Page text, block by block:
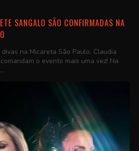
SANGALO SÃO CONFIRMADAS NA
na Micareta São Paulo. Claudia
o evento mais uma vez! Na